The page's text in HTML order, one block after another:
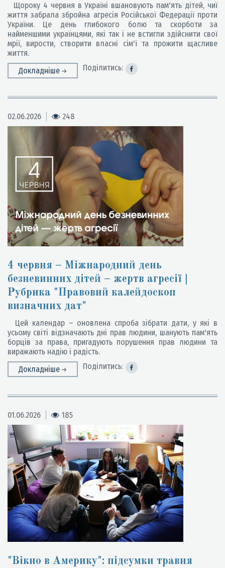
Щороку 4 червня в Україні вшановують пам'ять дітей, чиї
життя забрала збройна агресія Російської Федерації проти
України. Це день глибокого болю та скорботи за
найменшими українцями, які так і не встигли здійснити свої
мрії, вирости, створити власні сім'ї та прожити щасливе
життя.
Докладніше
Поділитись:
02.06.2026 248
4 червня – Міжнародний день
безневинних дітей – жертв агресії |
Рубрика "Правовий калейдоскоп
визначних дат"
Цей календар – оновлена спроба зібрати дати, у які в
усьому світі відзначають дні прав людини, шанують пам'ять
борців за права, пригадують порушення прав людини та
виражають надію і радість.
Докладніше
Поділитись:
01.06.2026 185
"Вікно в Америку": підсумки травня